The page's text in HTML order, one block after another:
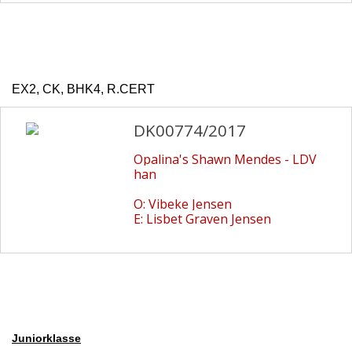
EX2, CK, BHK4, R.CERT
DK00774/2017
Opalina's Shawn Mendes - LDV
han
O: Vibeke Jensen
E: Lisbet Graven Jensen
Juniorklasse